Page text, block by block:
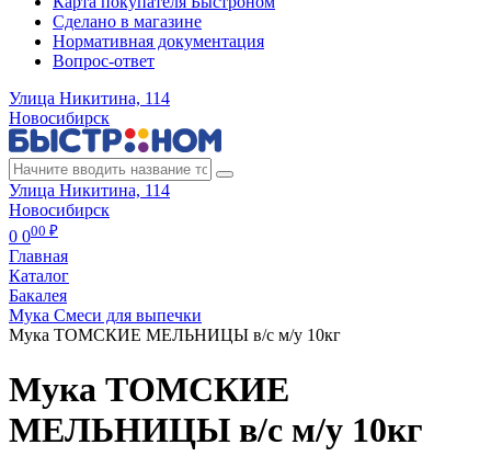
Сделано в магазине
Нормативная документация
Вопрос-ответ
Улица Никитина, 114
Новосибирск
Улица Никитина, 114
Новосибирск
0 000 ₽
Главная
Каталог
Бакалея
Мука Смеси для выпечки
Мука ТОМСКИЕ МЕЛЬНИЦЫ в/с м/у 10кг
Мука ТОМСКИЕ
МЕЛЬНИЦЫ в/с м/у 10кг